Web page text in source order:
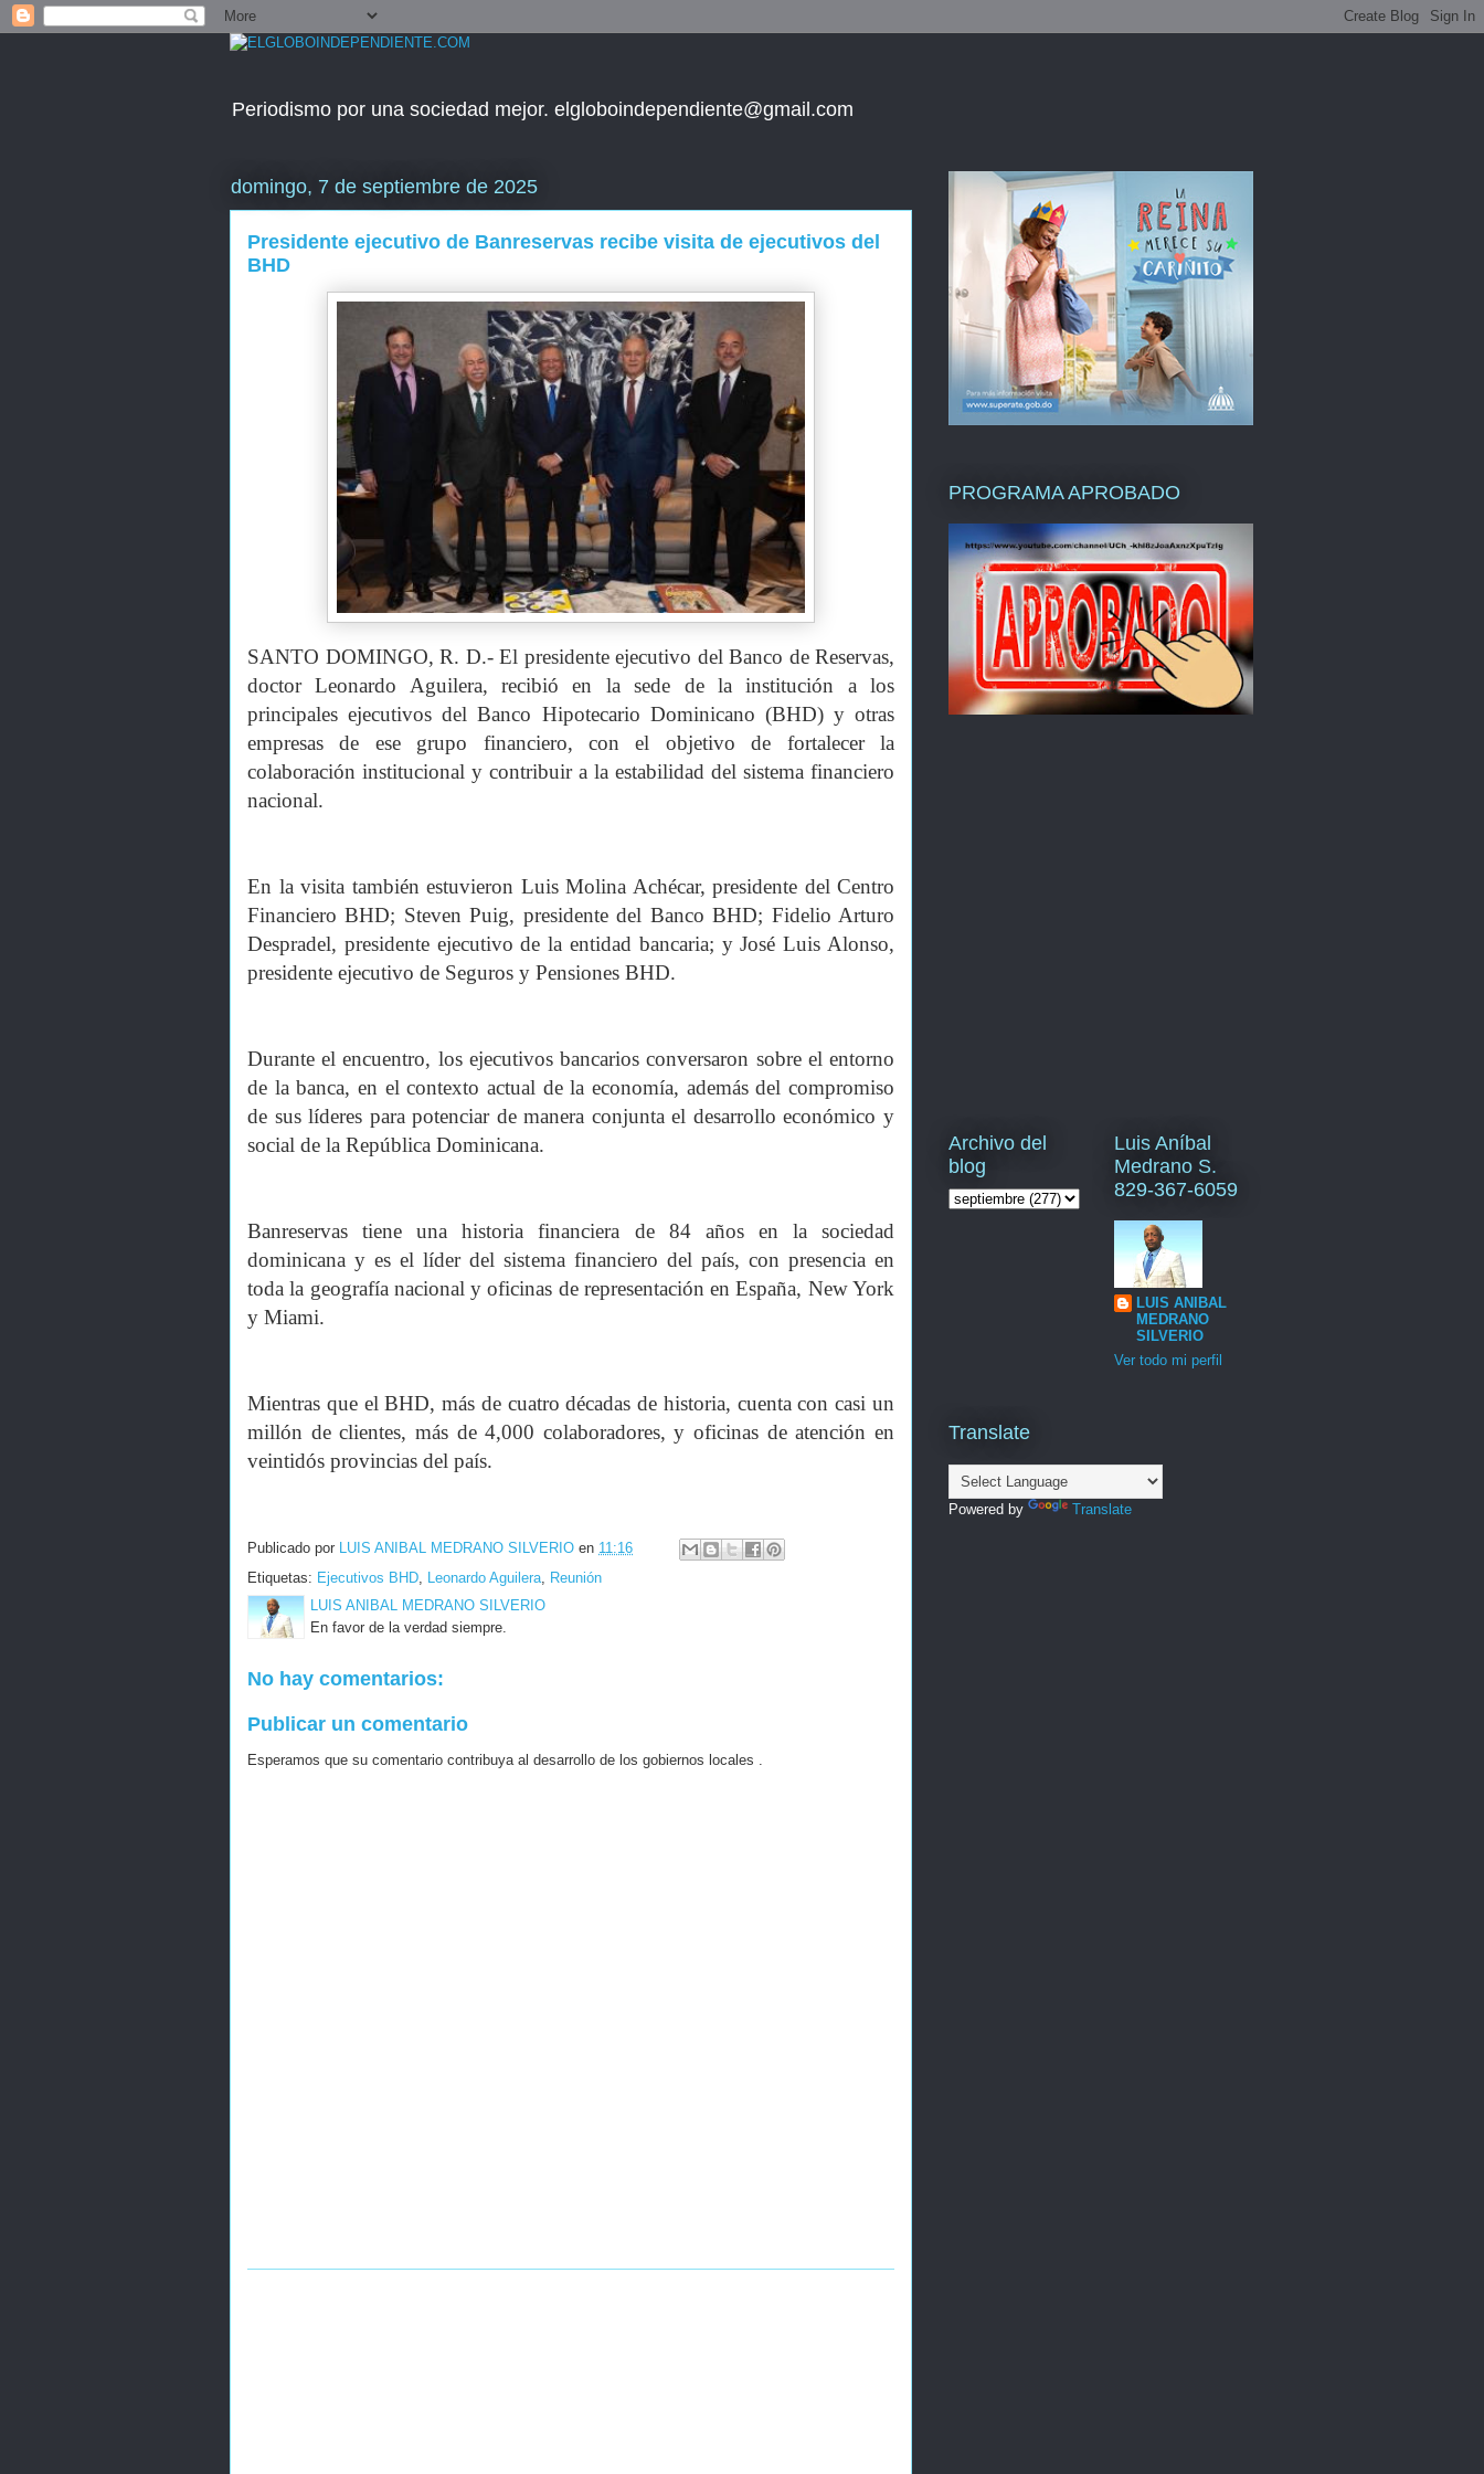
Periodismo por una sociedad mejor. elgloboindependiente@gmail.com
domingo, 7 de septiembre de 2025
Presidente ejecutivo de Banreservas recibe visita de ejecutivos del
BHD
SANTO DOMINGO, R. D.- El presidente ejecutivo del Banco de Reservas,
doctor Leonardo Aguilera, recibió en la sede de la institución a los
principales ejecutivos del Banco Hipotecario Dominicano (BHD) y otras
empresas de ese grupo financiero, con el objetivo de fortalecer la
colaboración institucional y contribuir a la estabilidad del sistema financiero
nacional.
En la visita también estuvieron Luis Molina Achécar, presidente del Centro
Financiero BHD; Steven Puig, presidente del Banco BHD; Fidelio Arturo
Despradel, presidente ejecutivo de la entidad bancaria; y José Luis Alonso,
presidente ejecutivo de Seguros y Pensiones BHD.
Durante el encuentro, los ejecutivos bancarios conversaron sobre el entorno
de la banca, en el contexto actual de la economía, además del compromiso
de sus líderes para potenciar de manera conjunta el desarrollo económico y
social de la República Dominicana.
Banreservas tiene una historia financiera de 84 años en la sociedad
dominicana y es el líder del sistema financiero del país, con presencia en
toda la geografía nacional y oficinas de representación en España, New York
y Miami.
Mientras que el BHD, más de cuatro décadas de historia, cuenta con casi un
millón de clientes, más de 4,000 colaboradores, y oficinas de atención en
veintidós provincias del país.
Publicado por LUIS ANIBAL MEDRANO SILVERIO en 11:16
Etiquetas: Ejecutivos BHD, Leonardo Aguilera, Reunión
LUIS ANIBAL MEDRANO SILVERIO
En favor de la verdad siempre.
No hay comentarios:
Publicar un comentario
Esperamos que su comentario contribuya al desarrollo de los gobiernos locales .
PROGRAMA APROBADO
Archivo del
blog
Luis Aníbal
Medrano S.
829-367-6059
LUIS ANIBAL
MEDRANO
SILVERIO
Ver todo mi perfil
Translate
Powered by Translate